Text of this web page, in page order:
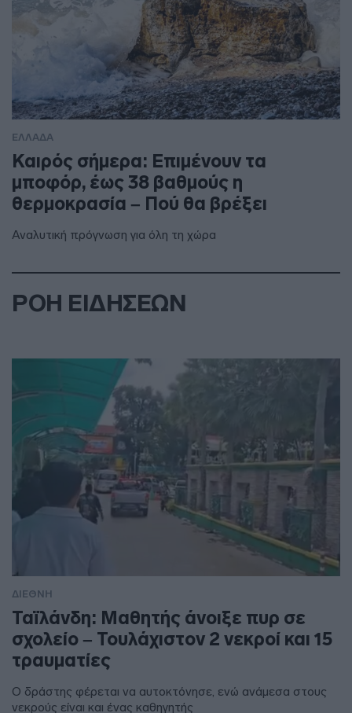
ΕΛΛΑΔΑ
Καιρός σήμερα: Επιμένουν τα
μποφόρ, έως 38 βαθμούς η
θερμοκρασία – Πού θα βρέξει
Αναλυτική πρόγνωση για όλη τη χώρα
ΡΟΗ ΕΙΔΗΣΕΩΝ
ΔΙΕΘΝΗ
Ταϊλάνδη: Μαθητής άνοιξε πυρ σε
σχολείο – Τουλάχιστον 2 νεκροί και 15
τραυματίες
Ο δράστης φέρεται να αυτοκτόνησε, ενώ ανάμεσα στους
νεκρούς είναι και ένας καθηγητής